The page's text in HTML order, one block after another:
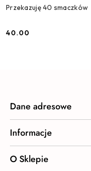
Przekazuję 40 smaczków
Cena:
40.00
Dane adresowe
Informacje
O Sklepie